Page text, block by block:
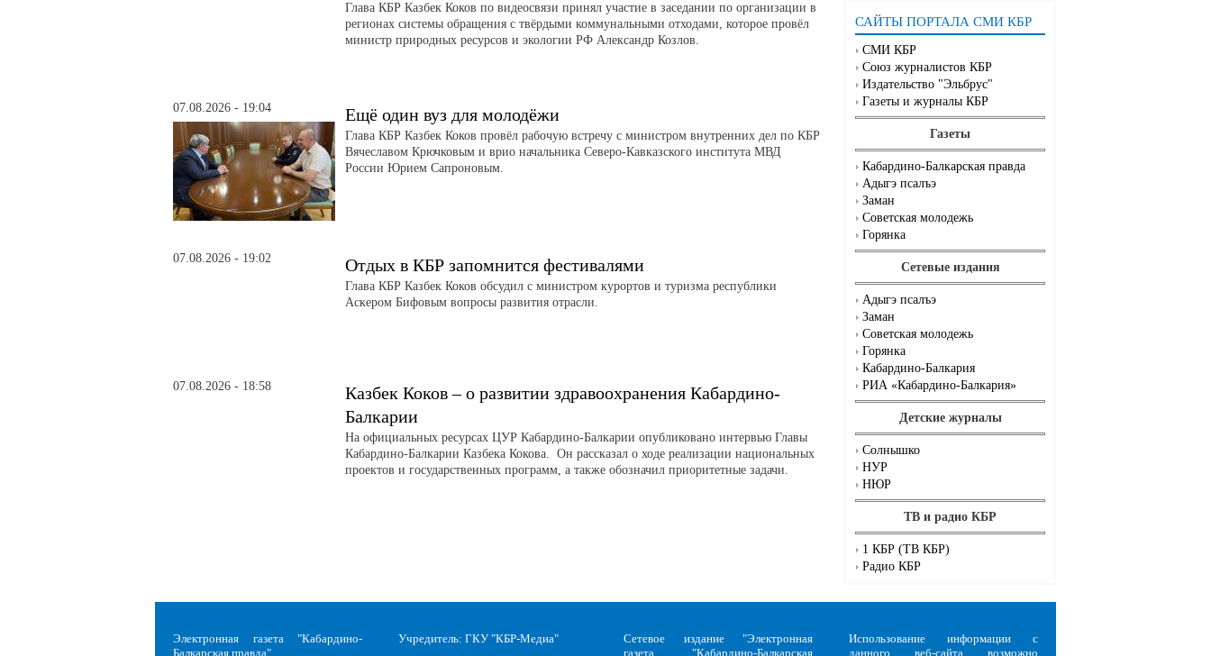
САЙТЫ ПОРТАЛА СМИ КБР
СМИ КБР
Союз журналистов КБР
Издательство "Эльбрус"
Газеты и журналы КБР
Газеты
Кабардино-Балкарская правда
Адыгэ псалъэ
Заман
Советская молодежь
Горянка
Сетевые издания
Адыгэ псалъэ
Заман
Советская молодежь
Горянка
Кабардино-Балкария
РИА «Кабардино-Балкария»
Детские журналы
Солнышко
НУР
НЮР
ТВ и радио КБР
1 КБР (ТВ КБР)
Радио КБР
Глава КБР Казбек Коков по видеосвязи принял участие в заседании по организации в
регионах системы обращения с твёрдыми коммунальными отходами, которое провёл
министр природных ресурсов и экологии РФ Александр Козлов.
07.08.2026 - 19:04 Ещё один вуз для молодёжи
Глава КБР Казбек Коков провёл рабочую встречу с министром внутренних дел по КБР
Вячеславом Крючковым и врио начальника Северо-Кавказского института МВД
России Юрием Сапроновым.
07.08.2026 - 19:02 Отдых в КБР запомнится фестивалями
Глава КБР Казбек Коков обсудил с министром курортов и туризма республики
Аскером Бифовым вопросы развития отрасли.
07.08.2026 - 18:58
Казбек Коков – о развитии здравоохранения Кабардино-
Балкарии
На официальных ресурсах ЦУР Кабардино-Балкарии опубликовано интервью Главы
Кабардино-Балкарии Казбека Кокова. Он рассказал о ходе реализации национальных
проектов и государственных программ, а также обозначил приоритетные задачи.
Электронная газета "Кабардино-
Балкарская правда"
Учредитель: ГКУ "КБР-Медиа"
Сетевое издание "Электронная
газета "Кабардино-Балкарская
Использование информации с
данного веб-сайта возможно